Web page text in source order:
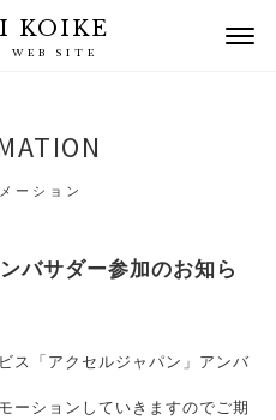
KOIKE
WEB SITE
ーション
バサダー参加のお知ら
ス「アクセルジャパン」アンバ
ーションしていきますのでご期